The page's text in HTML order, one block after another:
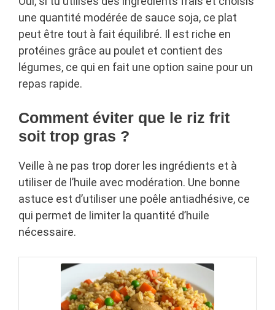
une quantité modérée de sauce soja, ce plat
peut être tout à fait équilibré. Il est riche en
protéines grâce au poulet et contient des
légumes, ce qui en fait une option saine pour un
repas rapide.
Comment éviter que le riz frit
soit trop gras ?
Veille à ne pas trop dorer les ingrédients et à
utiliser de l’huile avec modération. Une bonne
astuce est d’utiliser une poêle antiadhésive, ce
qui permet de limiter la quantité d’huile
nécessaire.